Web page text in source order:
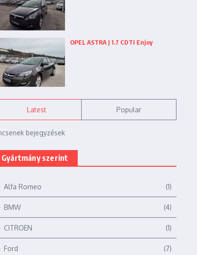
OPEL ASTRA J 1.7 CDTI Enjoy
Latest Popular
bejegyzések
Gyártmány szerint
Alfa Romeo (1)
BMW (4)
CITROEN (1)
Ford (7)